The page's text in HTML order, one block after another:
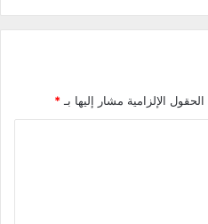
الحقول الإلزامية مشار إليها بـ *